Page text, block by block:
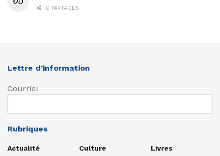
0 PARTAGES
Lettre d’information
Courriel
Rubriques
Actualité
Culture
Livres